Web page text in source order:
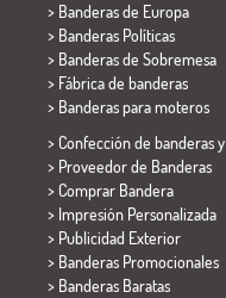
> Banderas de Europa
> Banderas Políticas
> Banderas de Sobremesa
> Fábrica de banderas
> Banderas para moteros
> Confección de banderas y
> Proveedor de Banderas
> Comprar Bandera
> Impresión Personalizada
> Publicidad Exterior
> Banderas Promocionales
> Banderas Baratas